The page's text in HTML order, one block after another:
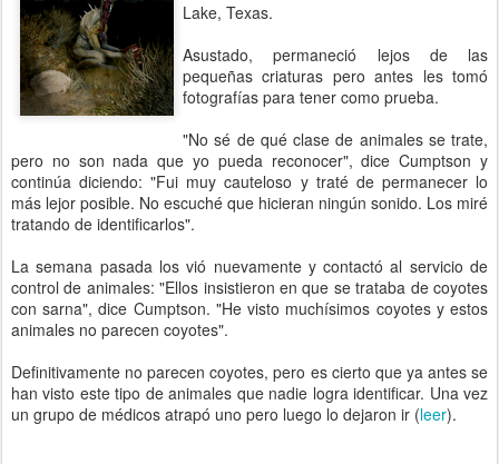
Lake, Texas.
Asustado, permaneció lejos de las
pequeñas criaturas pero antes les tomó
fotografías para tener como prueba.
"No sé de qué clase de animales se trate,
pero no son nada que yo pueda reconocer", dice Cumptson y
continúa diciendo: "Fui muy cauteloso y traté de permanecer lo
más lejor posible. No escuché que hicieran ningún sonido. Los miré
tratando de identificarlos".
La semana pasada los vió nuevamente y contactó al servicio de
control de animales: "Ellos insistieron en que se trataba de coyotes
con sarna", dice Cumptson. "He visto muchísimos coyotes y estos
animales no parecen coyotes".
Definitivamente no parecen coyotes, pero es cierto que ya antes se
han visto este tipo de animales que nadie logra identificar. Una vez
un grupo de médicos atrapó uno pero luego lo dejaron ir (leer).